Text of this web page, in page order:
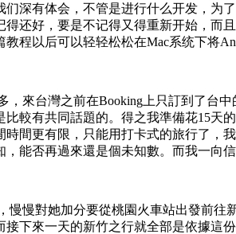
们深有体会，不管是进行什么开发，为
还好，要是不记得又得重新开始，
程以后可以轻轻松松在Mac系统下将
，來台灣之前在Booking上只訂到了台
較有共同話題的。得之我準備花15
間更有限，只能用打卡式的旅行了
能否再過來還是個未知數。而我一向
慢慢對她加分要從桃園火車站出發前
下來一天的新竹之行就全部是依據這